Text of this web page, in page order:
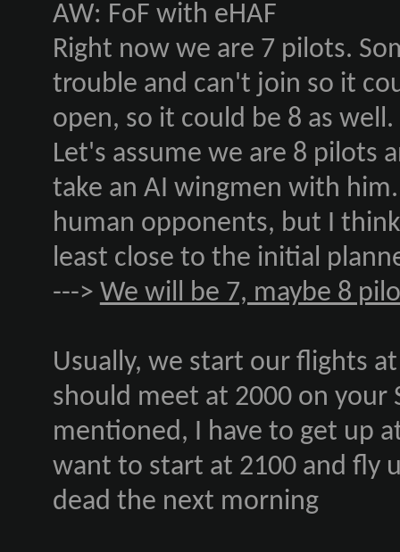
AW: FoF with eHAF
Right now we are 7 pilots.
trouble and can't join so it
open, so it could be 8 as
Let's assume we are 8 pilots
take an AI wingmen with
human opponents, but I
least close to the initial
---> We will be 7, maybe 8
Usually, we start our flights
should meet at 2000 on your
mentioned, I have to get up
want to start at 2100 and fly
dead the next morning